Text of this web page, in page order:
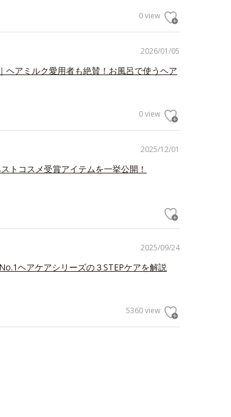
0 view
2026/01/05
ヘアミルク愛用者も絶賛！お風呂で使うヘア
0 view
2025/12/01
トコスメ受賞アイテムを一挙公開！
2025/09/24
ヘアケアシリーズの３STEPケアを解説
5360 view